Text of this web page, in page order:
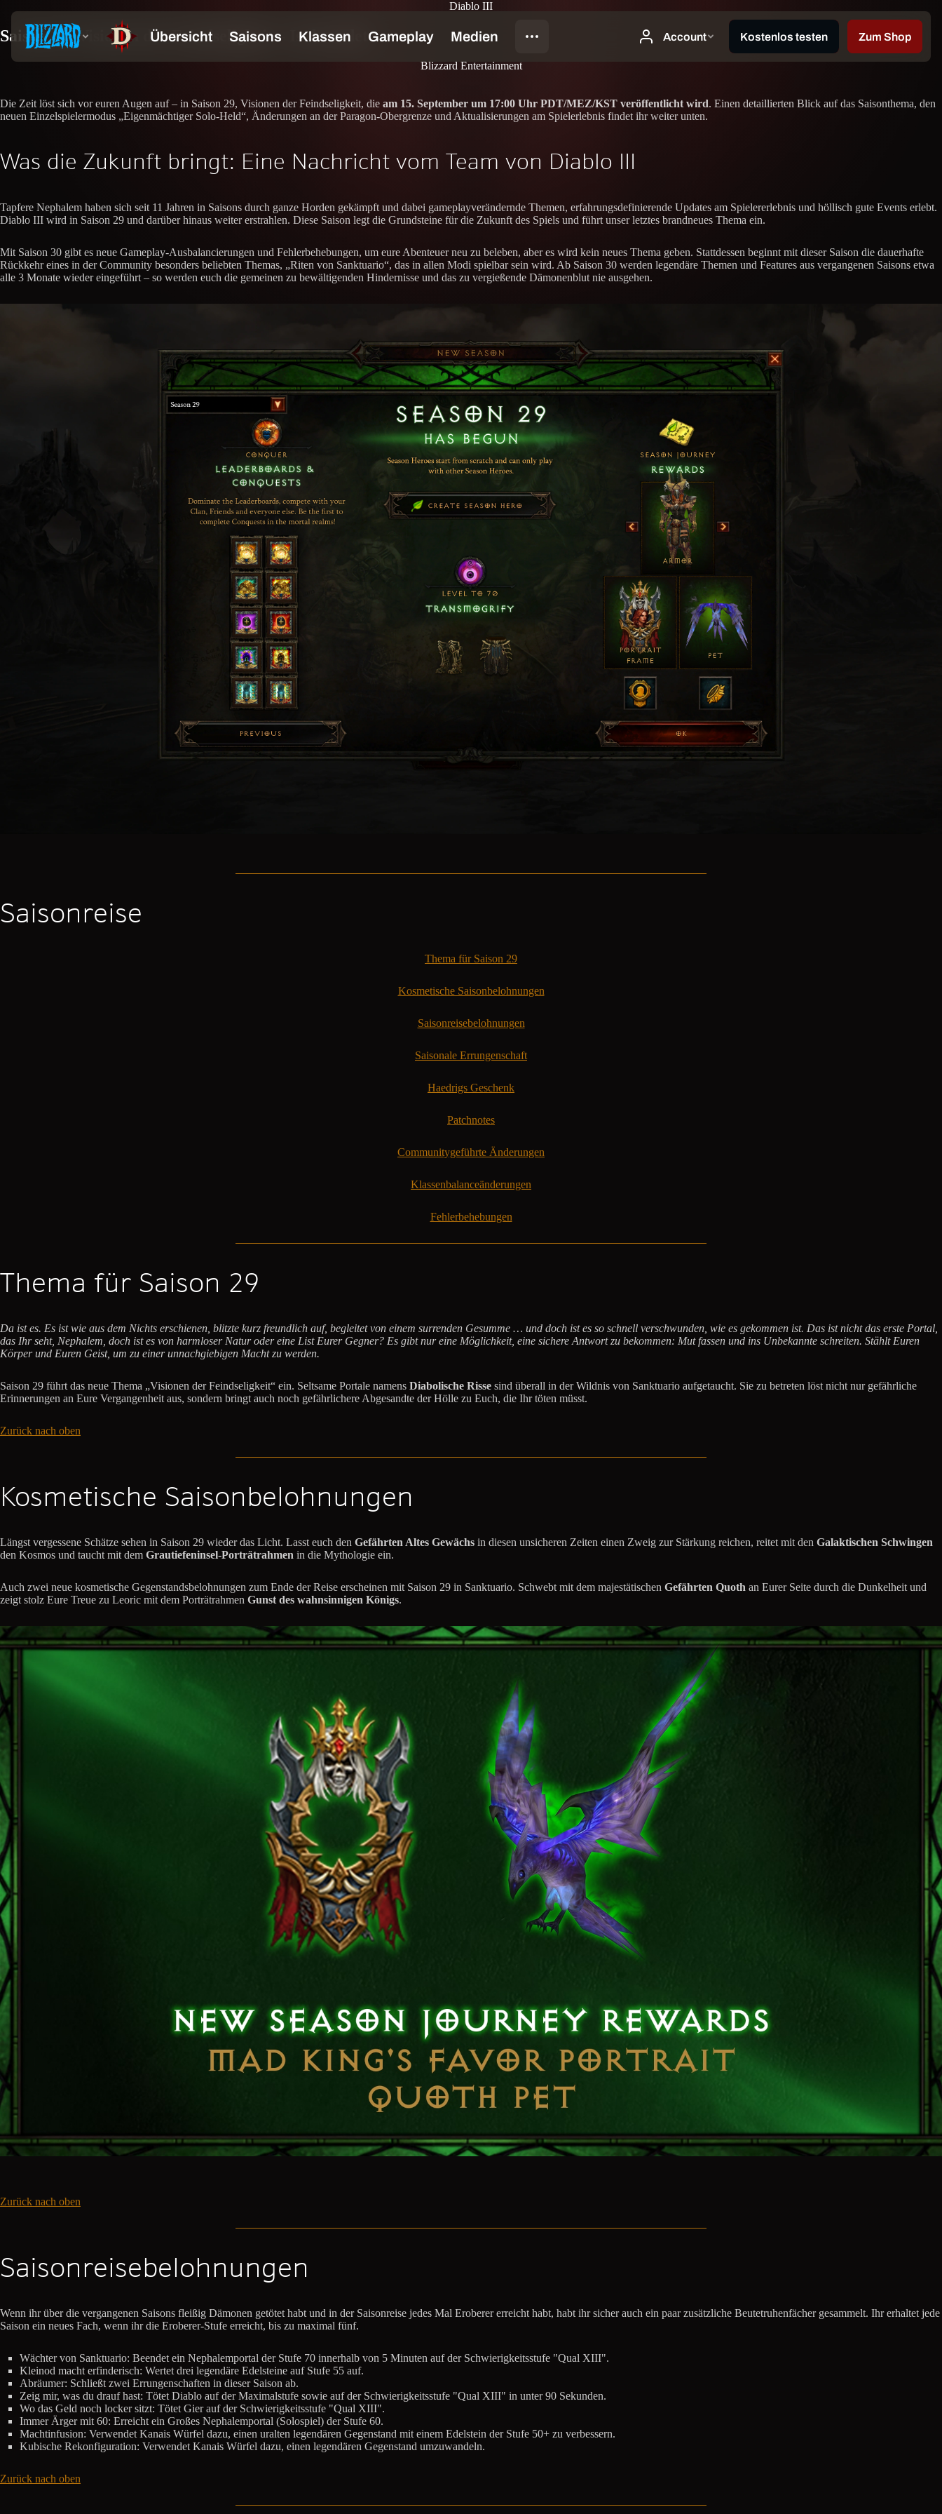
Diablo III
Saison 29: Visionen der Feindseligkeit – Ist beendet
Blizzard Entertainment
Die Zeit löst sich vor euren Augen auf – in Saison 29, Visionen der Feindseligkeit, die am 15. September um 17:00 Uhr PDT/MEZ/KST veröffentlicht wird. Einen detaillierten Blick auf das Saisonthema, den
neuen Einzelspielermodus „Eigenmächtiger Solo-Held“, Änderungen an der Paragon-Obergrenze und Aktualisierungen am Spielerlebnis findet ihr weiter unten.
Was die Zukunft bringt: Eine Nachricht vom Team von Diablo III
Tapfere Nephalem haben sich seit 11 Jahren in Saisons durch ganze Horden gekämpft und dabei gameplayverändernde Themen, erfahrungsdefinierende Updates am Spielererlebnis und höllisch gute Events erlebt.
Diablo III wird in Saison 29 und darüber hinaus weiter erstrahlen. Diese Saison legt die Grundsteine für die Zukunft des Spiels und führt unser letztes brandneues Thema ein.
Mit Saison 30 gibt es neue Gameplay-Ausbalancierungen und Fehlerbehebungen, um eure Abenteuer neu zu beleben, aber es wird kein neues Thema geben. Stattdessen beginnt mit dieser Saison die dauerhafte
Rückkehr eines in der Community besonders beliebten Themas, „Riten von Sanktuario“, das in allen Modi spielbar sein wird. Ab Saison 30 werden legendäre Themen und Features aus vergangenen Saisons etwa
alle 3 Monate wieder eingeführt – so werden euch die gemeinen zu bewältigenden Hindernisse und das zu vergießende Dämonenblut nie ausgehen.
Saisonreise
Thema für Saison 29
Kosmetische Saisonbelohnungen
Saisonreisebelohnungen
Saisonale Errungenschaft
Haedrigs Geschenk
Patchnotes
Communitygeführte Änderungen
Klassenbalanceänderungen
Fehlerbehebungen
Thema für Saison 29
Da ist es. Es ist wie aus dem Nichts erschienen, blitzte kurz freundlich auf, begleitet von einem surrenden Gesumme … und doch ist es so schnell verschwunden, wie es gekommen ist. Das ist nicht das erste Portal,
das Ihr seht, Nephalem, doch ist es von harmloser Natur oder eine List Eurer Gegner? Es gibt nur eine Möglichkeit, eine sichere Antwort zu bekommen: Mut fassen und ins Unbekannte schreiten. Stählt Euren
Körper und Euren Geist, um zu einer unnachgiebigen Macht zu werden.
Saison 29 führt das neue Thema „Visionen der Feindseligkeit“ ein. Seltsame Portale namens Diabolische Risse sind überall in der Wildnis von Sanktuario aufgetaucht. Sie zu betreten löst nicht nur gefährliche
Erinnerungen an Eure Vergangenheit aus, sondern bringt auch noch gefährlichere Abgesandte der Hölle zu Euch, die Ihr töten müsst.
Zurück nach oben
Kosmetische Saisonbelohnungen
Längst vergessene Schätze sehen in Saison 29 wieder das Licht. Lasst euch den Gefährten Altes Gewächs in diesen unsicheren Zeiten einen Zweig zur Stärkung reichen, reitet mit den Galaktischen Schwingen
den Kosmos und taucht mit dem Grautiefeninsel-Porträtrahmen in die Mythologie ein.
Auch zwei neue kosmetische Gegenstandsbelohnungen zum Ende der Reise erscheinen mit Saison 29 in Sanktuario. Schwebt mit dem majestätischen Gefährten Quoth an Eurer Seite durch die Dunkelheit und
zeigt stolz Eure Treue zu Leoric mit dem Porträtrahmen Gunst des wahnsinnigen Königs.
Zurück nach oben
Saisonreisebelohnungen
Wenn ihr über die vergangenen Saisons fleißig Dämonen getötet habt und in der Saisonreise jedes Mal Eroberer erreicht habt, habt ihr sicher auch ein paar zusätzliche Beutetruhenfächer gesammelt. Ihr erhaltet jede
Saison ein neues Fach, wenn ihr die Eroberer-Stufe erreicht, bis zu maximal fünf.
Wächter von Sanktuario: Beendet ein Nephalemportal der Stufe 70 innerhalb von 5 Minuten auf der Schwierigkeitsstufe "Qual XIII".
Kleinod macht erfinderisch: Wertet drei legendäre Edelsteine auf Stufe 55 auf.
Abräumer: Schließt zwei Errungenschaften in dieser Saison ab.
Zeig mir, was du drauf hast: Tötet Diablo auf der Maximalstufe sowie auf der Schwierigkeitsstufe "Qual XIII" in unter 90 Sekunden.
Wo das Geld noch locker sitzt: Tötet Gier auf der Schwierigkeitsstufe "Qual XIII".
Immer Ärger mit 60: Erreicht ein Großes Nephalemportal (Solospiel) der Stufe 60.
Machtinfusion: Verwendet Kanais Würfel dazu, einen uralten legendären Gegenstand mit einem Edelstein der Stufe 50+ zu verbessern.
Kubische Rekonfiguration: Verwendet Kanais Würfel dazu, einen legendären Gegenstand umzuwandeln.
Zurück nach oben